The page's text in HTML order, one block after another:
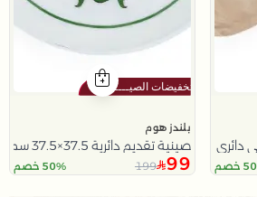
دائري و لون بيج من نقاء
خصم
بلندز هوم
صينية تقديم دائرية 37.5×37.5 سم بيضاء خشبية بطباعة نخلة من نقاء
99
199 50% خصم